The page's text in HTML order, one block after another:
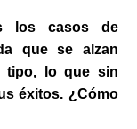
casos de
que se alzan
tipo, lo que sin
éxitos. ¿Cómo